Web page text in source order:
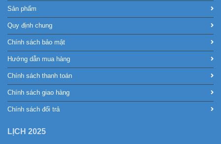
Sản phẩm
Quy định chung
Chính sách bảo mật
Hướng dẫn mua hàng
Chính sách thanh toán
Chính sách giao hàng
Chính sách đổi trả
LỊCH 2025